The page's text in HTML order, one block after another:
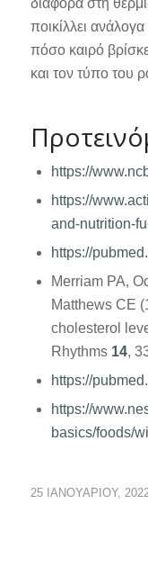
διαφορά στη
ποικίλλει
πόσο καιρό
και τον τύπο του
https://
https://
and-nutrition-
https://
Merriam PA,
Matthews CE
cholesterol
Rhythms 14,
https://
https://
basics/foods/
25 ΙΑΝΟΥΑΡΊΟΥ,